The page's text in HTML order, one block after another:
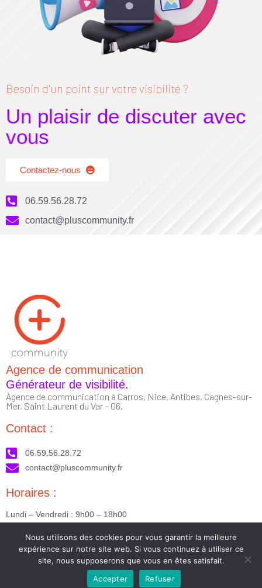
Besoin d'un point sur votre visibilité ?
Un plaisir de discuter avec
vous
Contactez-nous
06.59.56.28.72
contact@pluscommunity.fr
Agence de communication
Générateur de visibilité.
Agence de communication à Carros, Nice, Antibes, Cagnes-sur-
Mer, Saint Laurent du Var – 06.
Contact :
06.59.56.28.72
contact@pluscommunity.fr
Horaires :
Lundi – Vendredi : 9h00 – 18h00
Nous suivre :
Nous utilisons des cookies pour vous garantir la meilleure
expérience sur notre site web. Si vous continuez à utiliser ce
site, nous supposerons que vous en êtes satisfait.
Accepter
Refuser